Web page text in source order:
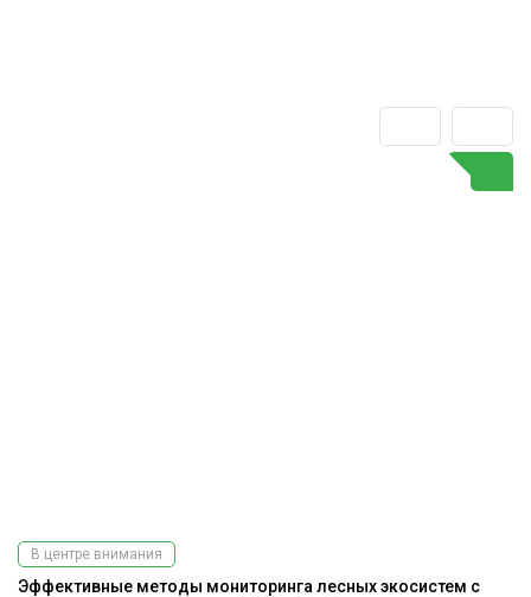
В центре внимания
Эффективные методы мониторинга лесных экосистем с